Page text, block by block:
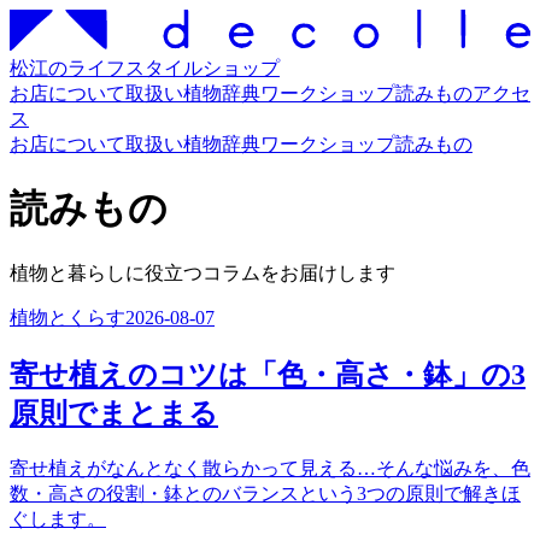
松江のライフスタイルショップ
お店について取扱い植物辞典ワークショップ読みものアクセ
ス
お店について取扱い植物辞典ワークショップ読みもの
読みもの
植物と暮らしに役立つコラムをお届けします
植物とくらす2026-08-07
寄せ植えのコツは「色・高さ・鉢」の3
原則でまとまる
寄せ植えがなんとなく散らかって見える…そんな悩みを、色
数・高さの役割・鉢とのバランスという3つの原則で解きほ
ぐします。